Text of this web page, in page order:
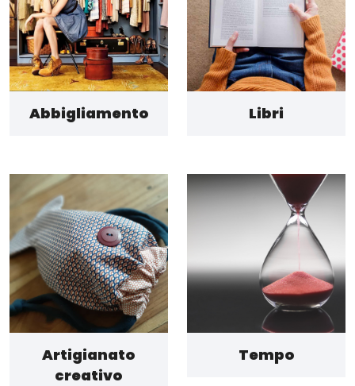
Abbigliamento Libri
Artigianato
creativo
Tempo